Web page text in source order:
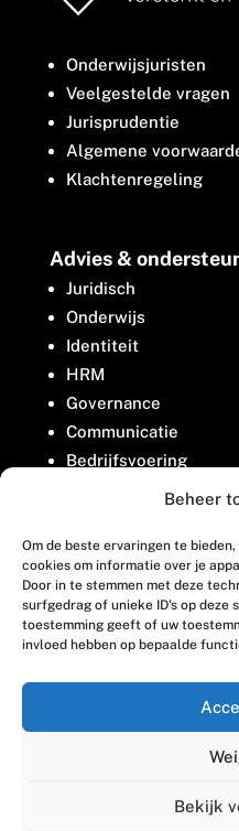
Beheer
Om de beste ervaringen te
cookies om informatie over je
Door in te stemmen met deze
surfgedrag of unieke ID's op deze
toestemming geeft of uw
invloed hebben op bepaalde
Bekijk
Onderwijsjuristen
Veelgestelde vragen
Jurisprudentie
Algemene
Klachtenregeling
Advies &
Juridisch
Onderwijs
Identiteit
HRM
Governance
Communicatie
Bedrijfsvoering
Belangenbehartiging
Contact
Houttuinlaan 8
3447 GM Woerden